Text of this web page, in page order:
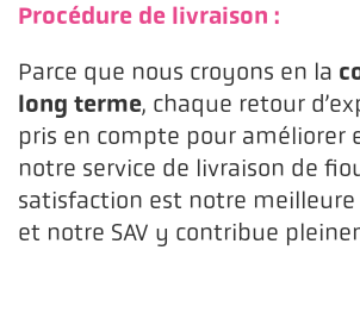
Procédure de livraison :
Parce que nous croyons en la
long terme, chaque retour
pris en compte pour améliorer
notre service de livraison de
satisfaction est notre meilleure
et notre SAV y contribue